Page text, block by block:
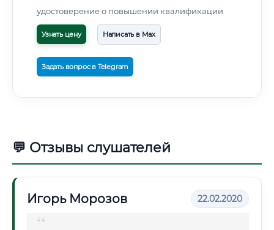
удостоверение о повышении квалификации
Узнать цену Написать в Max
Задать вопрос в Telegram
💬 Отзывы слушателей
Игорь Морозов 22.02.2020